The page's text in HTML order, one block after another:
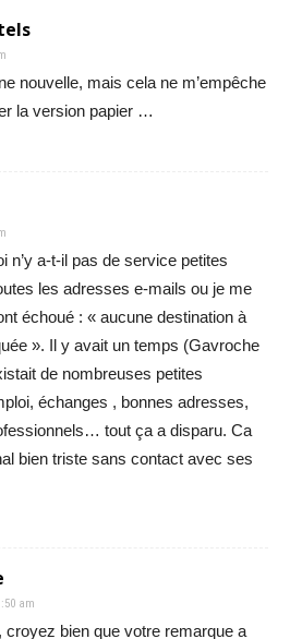
nouvelle, mais cela ne m’empêche
la version papier …
n’y a-t-il pas de service petites
les adresses e-mails ou je me
échoué : « aucune destination à
». Il y avait un temps (Gavroche
de nombreuses petites
échanges , bonnes adresses,
tout ça a disparu. Ca
bien triste sans contact avec ses
am
croyez bien que votre remarque a